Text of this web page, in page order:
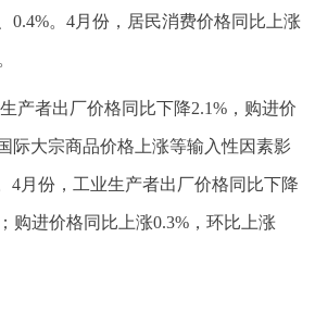
0.4%。4月份，居民消费价格同比上涨
产者出厂价格同比下降2.1%，购进价
际大宗商品价格上涨等输入性因素影
4月份，工业生产者出厂价格同比下降
购进价格同比上涨0.3%，环比上涨